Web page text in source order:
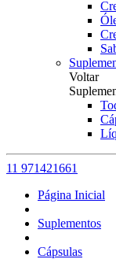
Voltar
11 971421661
Página Inicial
Suplementos
Cápsulas